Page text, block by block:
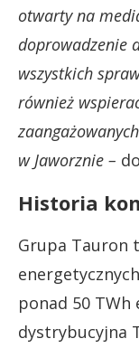
otwarty na
doprowadzenie
wszystkich
również
w Jaworznie –
Historia
Grupa Tauron
ponad 50
dystrybucyjna